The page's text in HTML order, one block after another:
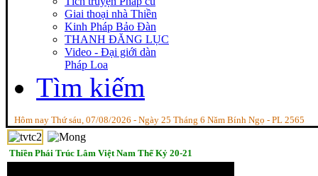
Giai thoại nhà Thiền
Kinh Pháp Bảo Đàn
THANH ĐĂNG LỤC
Video - Đại giới dàn
Pháp Loa
Tìm kiếm
Hôm nay Thứ sáu, 07/08/2026 - Ngày 25 Tháng 6 Năm Bính Ngọ - PL 2565
Thiền Phái Trúc Lâm Việt Nam Thế Kỷ 20-21